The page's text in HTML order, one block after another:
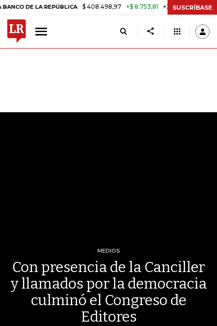
REPÚBLICA $ 408.498,97 +$ 8.753,81 +2,19% TASA DE USURA
SUSCRÍBASE
MEDIOS
Con presencia de la Canciller
y llamados por la democracia
culminó el Congreso de
Editores